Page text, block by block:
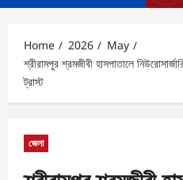
Home 2026
May
শ্রীরামপুর শ্রমজীবী হাসপাতালে
ট্রাস্ট
জেলা